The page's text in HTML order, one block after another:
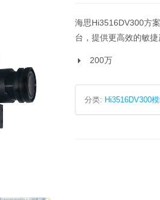
海思Hi3516DV300方
台，提供更高效的敏捷
200万
分类: Hi3516DV300